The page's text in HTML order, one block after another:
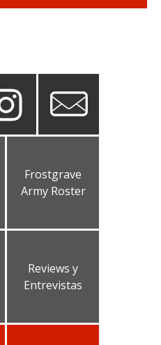
Frostgrave
Army Roster
Reviews y
Entrevistas